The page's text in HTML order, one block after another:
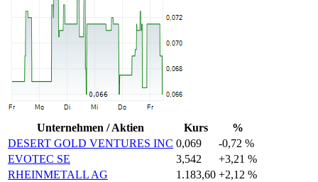
Unternehmen / Aktien Kurs
%
DESERT GOLD VENTURES INC 0,069
-0,72 %
EVOTEC SE
3,542
+3,21 %
RHEINMETALL AG
1.183,60 +2,12 %